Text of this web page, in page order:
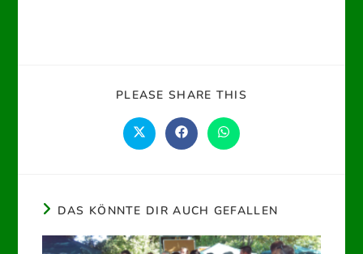
PLEASE SHARE THIS
Öffnet
in
Öffnet
in
Öffnet
in
DAS KÖNNTE DIR AUCH GEFALLEN